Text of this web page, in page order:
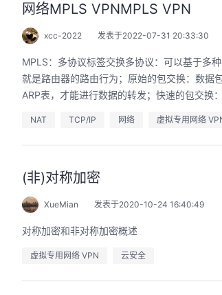
网络MPLS VPNMPLS VPN
xcc-2022 发表于2022-07-31 20:33:30
MPLS：多协议标签交换多协议：可以基于多
就是路由器的路由行为；原始的包交换：数据
ARP表，才能进行数据的转发；快速的包交换
NAT TCP/IP 网络 虚拟专用网络
(非)对称加密
XueMian 发表于2020-10-24 16:40:49
对称加密和非对称加密概述
虚拟专用网络 VPN 云安全